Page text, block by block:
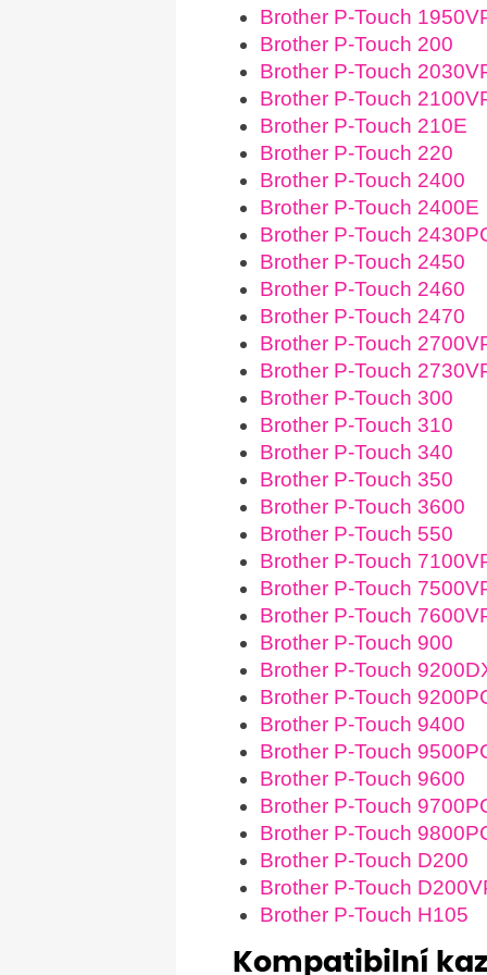
Brother P-Touch
Brother P-Touch 200
Brother P-Touch
Brother P-Touch
Brother P-Touch 210E
Brother P-Touch 220
Brother P-Touch 2400
Brother P-Touch 2400E
Brother P-Touch
Brother P-Touch 2450
Brother P-Touch 2460
Brother P-Touch 2470
Brother P-Touch
Brother P-Touch
Brother P-Touch 300
Brother P-Touch 310
Brother P-Touch 340
Brother P-Touch 350
Brother P-Touch 3600
Brother P-Touch 550
Brother P-Touch
Brother P-Touch
Brother P-Touch
Brother P-Touch 900
Brother P-Touch
Brother P-Touch
Brother P-Touch 9400
Brother P-Touch
Brother P-Touch 9600
Brother P-Touch
Brother P-Touch
Brother P-Touch D200
Brother P-Touch
Brother P-Touch H105
Kompatibilní